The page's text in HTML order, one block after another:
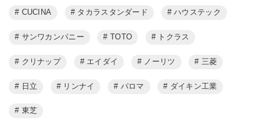
CUCINA タカラスタンダード ハウステック
サンワカンパニー TOTO トクラス
クリナップ エイダイ ノーリツ 三菱
日立 リンナイ パロマ ダイキン工業
東芝